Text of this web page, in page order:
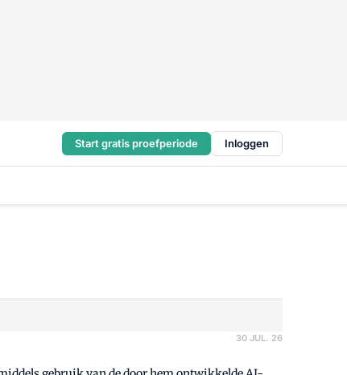
Start gratis proefperiode Inloggen
30 JUL. 26